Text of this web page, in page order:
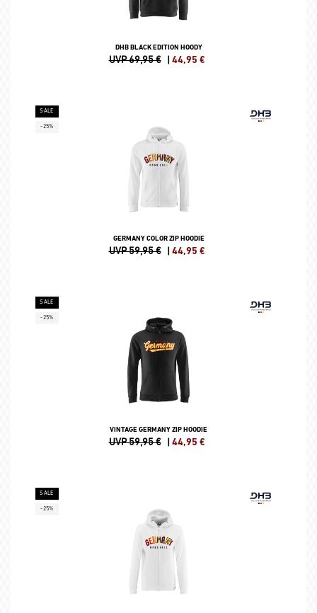
DHB BLACK EDITION HOODY
UVP 69,95 € | 44,95 €
SALE
-25%
GERMANY COLOR ZIP HOODIE
UVP 59,95 € | 44,95 €
SALE
-25%
VINTAGE GERMANY ZIP HOODIE
UVP 59,95 € | 44,95 €
SALE
-25%